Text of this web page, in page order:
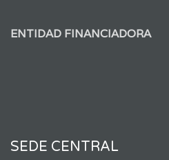
ENTIDAD FINANCIADORA
SEDE CENTRAL